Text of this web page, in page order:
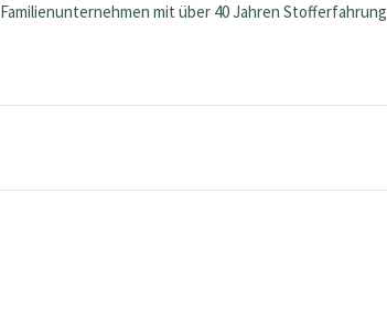
Familienunternehmen mit über 40 Jahren Stofferfahrung